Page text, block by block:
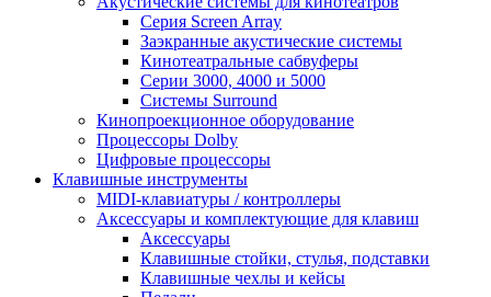
Cерия Screen Array
Заэкранные акустические системы
Кинотеатральные сабвуферы
Серии 3000, 4000 и 5000
Системы Surround
Кинопроекционное оборудование
Процессоры Dolby
Цифровые процессоры
Клавишные инструменты
MIDI-клавиатуры / контроллеры
Аксессуары и комплектующие для клавиш
Аксессуары
Клавишные стойки, стулья, подставки
Клавишные чехлы и кейсы